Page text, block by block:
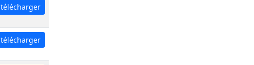
télécharger
télécharger